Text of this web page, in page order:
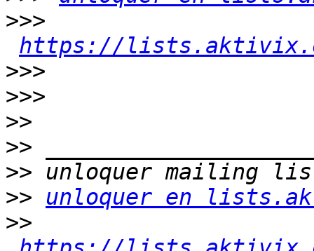
>>>
https://
>>>
>>>
>>
>>
>>
>>
unloquer en
>>